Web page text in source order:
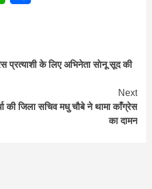
प्रत्याशी के लिए अभिनेता साेनू सूद की
Next
की जिला सचिव मधु चौबे ने थामा काँग्रेस
का दामन